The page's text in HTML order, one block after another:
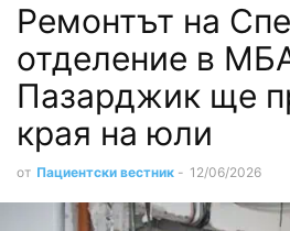
Ремонтът на
отделение в
Пазарджик ще
края на юли
от Пациентски вестник - 12/06/2026